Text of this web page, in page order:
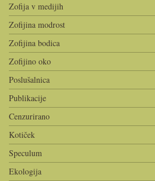
Zofija v medijih
Zofijina modrost
Zofijina bodica
Zofijino oko
Poslušalnica
Publikacije
Cenzurirano
Kotiček
Speculum
Ekologija